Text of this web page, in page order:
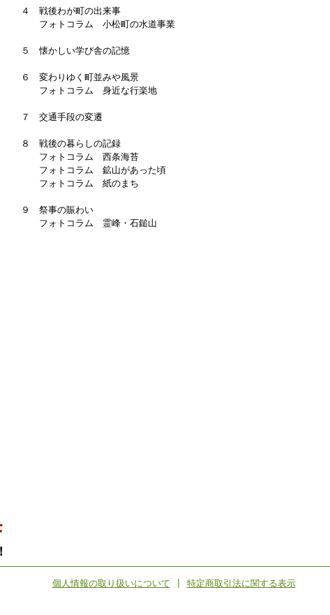
４ 戦後わが町の出来事
フォトコラム 小松町の水道事業
５ 懐かしい学び舎の記憶
６ 変わりゆく町並みや風景
フォトコラム 身近な行楽地
７ 交通手段の変遷
８ 戦後の暮らしの記録
フォトコラム 西条海苔
フォトコラム 鉱山があった頃
フォトコラム 紙のまち
９ 祭事の賑わい
フォトコラム 霊峰・石鎚山
個人情報の取り扱いについて 特定商取引法に関する表示